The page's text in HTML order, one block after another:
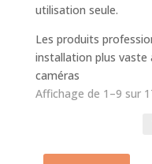
utilisation seule.
Les produits
installation plus vaste
caméras
Affichage de 1–9 sur